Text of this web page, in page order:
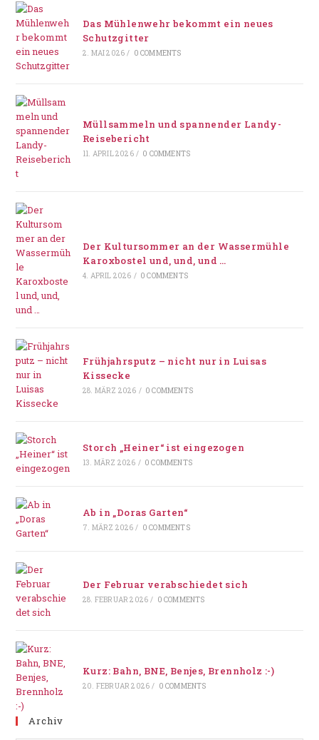
Das Mühlenwehr bekommt ein neues
Schutzgitter
2. MAI 2026 / 0 COMMENTS
Müllsammeln und spannender Landy-
Reisebericht
11. APRIL 2026 / 0 COMMENTS
Der Kultursommer an der Wassermühle
Karoxbostel und, und, und …
4. APRIL 2026 / 0 COMMENTS
Frühjahrsputz – nicht nur in Luisas
Kissecke
28. MÄRZ 2026 / 0 COMMENTS
Storch „Heiner“ ist eingezogen
13. MÄRZ 2026 / 0 COMMENTS
Ab in „Doras Garten“
7. MÄRZ 2026 / 0 COMMENTS
Der Februar verabschiedet sich
28. FEBRUAR 2026 / 0 COMMENTS
Kurz: Bahn, BNE, Benjes, Brennholz :-)
20. FEBRUAR 2026 / 0 COMMENTS
Archiv